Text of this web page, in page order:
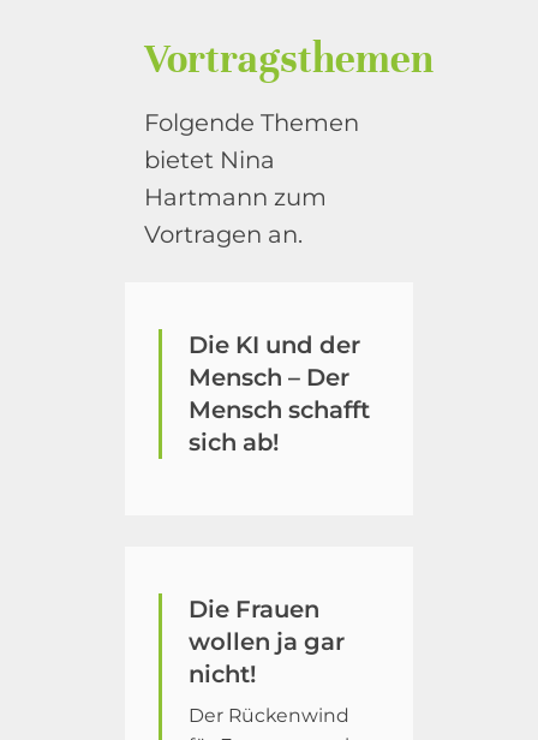
Vortragsthemen
Folgende Themen
bietet Nina
Hartmann zum
Vortragen an.
Die KI und der
Mensch – Der
Mensch schafft
sich ab!
Die Frauen
wollen ja gar
nicht!
Der Rückenwind